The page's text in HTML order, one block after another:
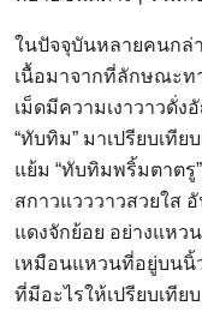
ในปัจจุบันหลายคนกล่
เนื้อมาจากที่ลักษณะท
เม็ดมีความเงาวาวดั่
“ทับทิม” มาเปรียบเที
แย้ม “ทับทิมพริ้มตาต
สกาวแวววาวสวยใส
แดงจักย้อย อย่างแหว
เหมือนแหวนที่อยู่บนนิ้
ที่มีอะไรให้เปรียบเทียบ